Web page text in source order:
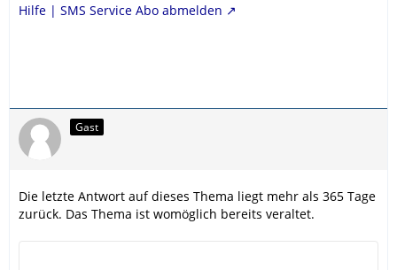
Hilfe | SMS Service Abo abmelden
Gast
Die letzte Antwort auf dieses Thema liegt mehr als 365 Tage
zurück. Das Thema ist womöglich bereits veraltet.